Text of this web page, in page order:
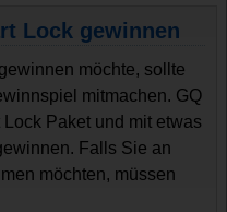
Lock gewinnen
möchte, sollte
mitmachen. GQ
Paket und mit etwas
Falls Sie an
möchten, müssen